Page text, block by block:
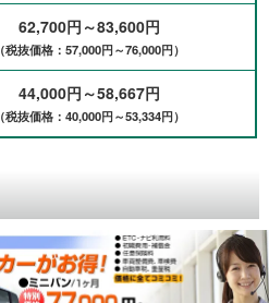
62,700円～83,600円
（税抜価格：57,000円～76,000円）
44,000円～58,667円
（税抜価格：40,000円～53,334円）